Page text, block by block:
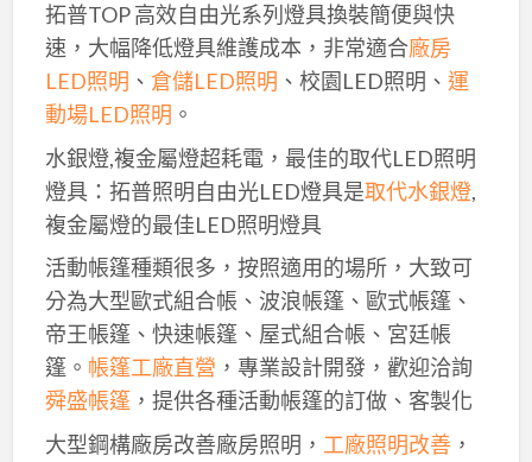
拓普TOP 高效自由光系列燈具換裝簡便與快
速，大幅降低燈具維護成本，非常適合廠房
LED照明 、 倉儲LED照明 、校園LED照明、 運
動場LED照明 。
水銀燈,複金屬燈超耗電，最佳的取代LED照明
燈具：拓普照明自由光LED燈具是取代水銀燈,
複金屬燈的最佳LED照明燈具
活動帳篷種類很多，按照適用的場所，大致可
分為大型歐式組合帳、波浪帳篷、歐式帳篷、
帝王帳篷、快速帳篷、屋式組合帳、宮廷帳
篷。 帳篷工廠直營 ，專業設計開發，歡迎洽詢
舜盛帳篷，提供各種活動帳篷的訂做、客製化
大型鋼構廠房改善廠房照明， 工廠照明改善，